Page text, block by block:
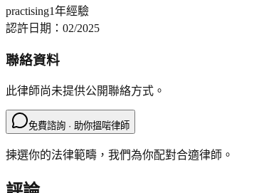
practising1年經驗
認許日期： 02/2025
聯絡資料
此律師尚未提供公開聯絡方式。
免費諮詢 · 助你搵啱律師
揀選你的法律範疇，我們為你配對合適律師。